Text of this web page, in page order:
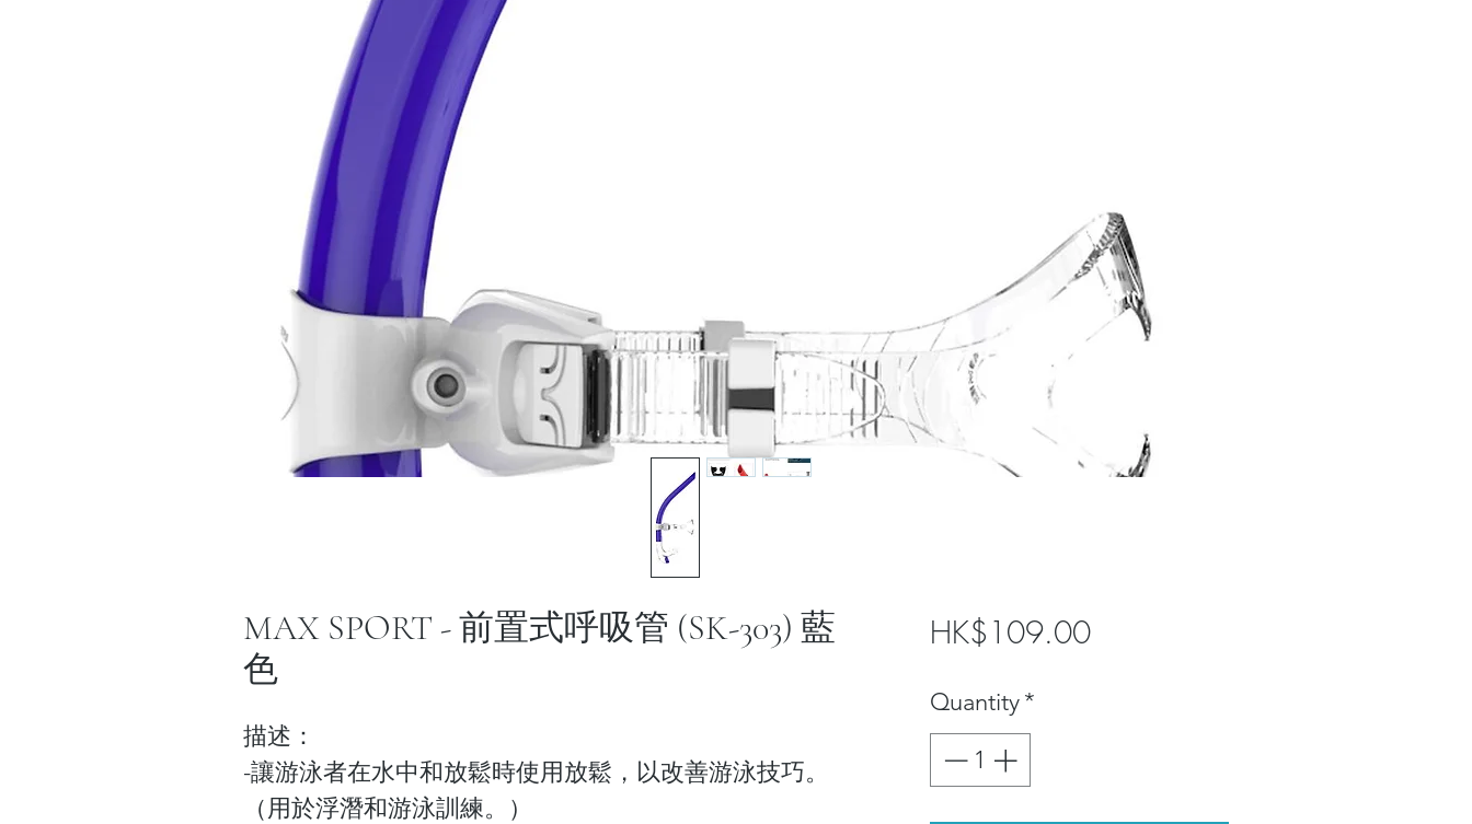
MAX SPORT - 前置式呼吸管 (SK-303) 藍
色
描述：
-讓游泳者在水中和放鬆時使用放鬆，以改善游泳技巧。
（用於浮潛和游泳訓練。）
HK$109.00Price
Quantity*